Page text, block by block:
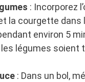
: Incorporez
la courgette dans
environ 5
les légumes soient
: Dans un bol,